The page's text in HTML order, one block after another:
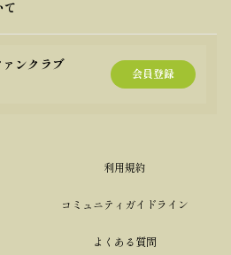
て
ンクラブ
会員登録
利用規約
コミュニティガイドライン
よくある質問